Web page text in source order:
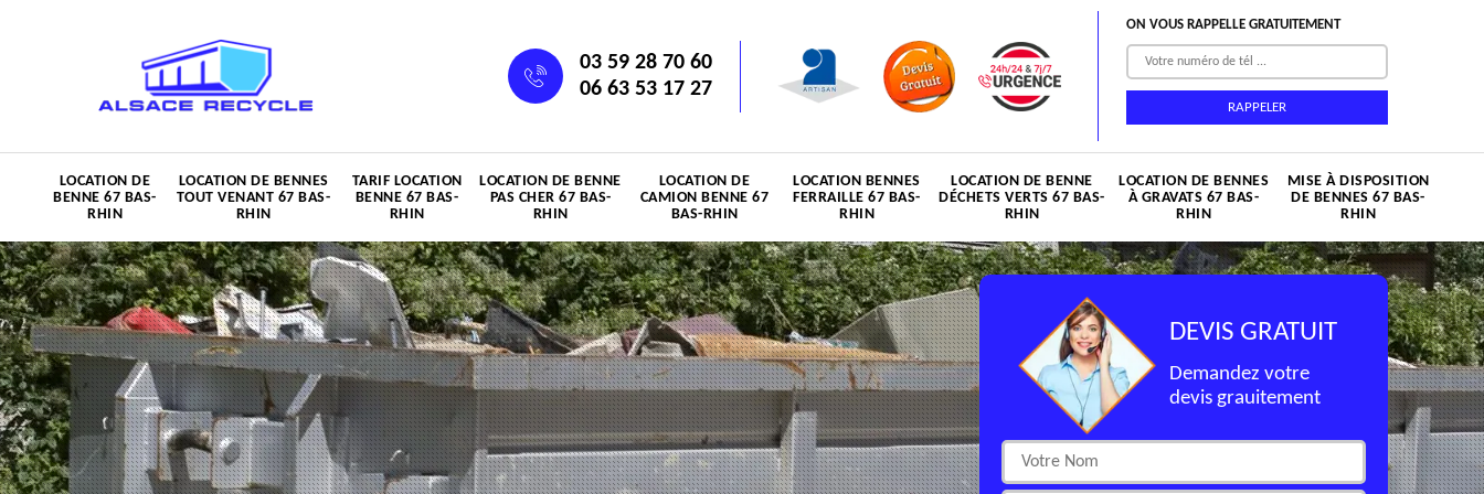
03 59 28 70 60
06 63 53 17 27
ON VOUS RAPPELLE GRATUITEMENT
LOCATION DE
BENNE 67 BAS-
RHIN
LOCATION DE BENNES
TOUT VENANT 67 BAS-
RHIN
TARIF LOCATION
BENNE 67 BAS-
RHIN
LOCATION DE BENNE
PAS CHER 67 BAS-
RHIN
LOCATION DE
CAMION BENNE 67
BAS-RHIN
LOCATION BENNES
FERRAILLE 67 BAS-
RHIN
LOCATION DE BENNE
DÉCHETS VERTS 67 BAS-
RHIN
LOCATION DE BENNES
À GRAVATS 67 BAS-
RHIN
MISE À DISPOSITION
DE BENNES 67 BAS-
RHIN
DEVIS GRATUIT
Demandez votre
devis grauitement